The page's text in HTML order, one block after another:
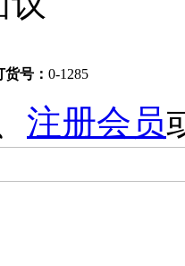
货号： 0-1285
注册会员